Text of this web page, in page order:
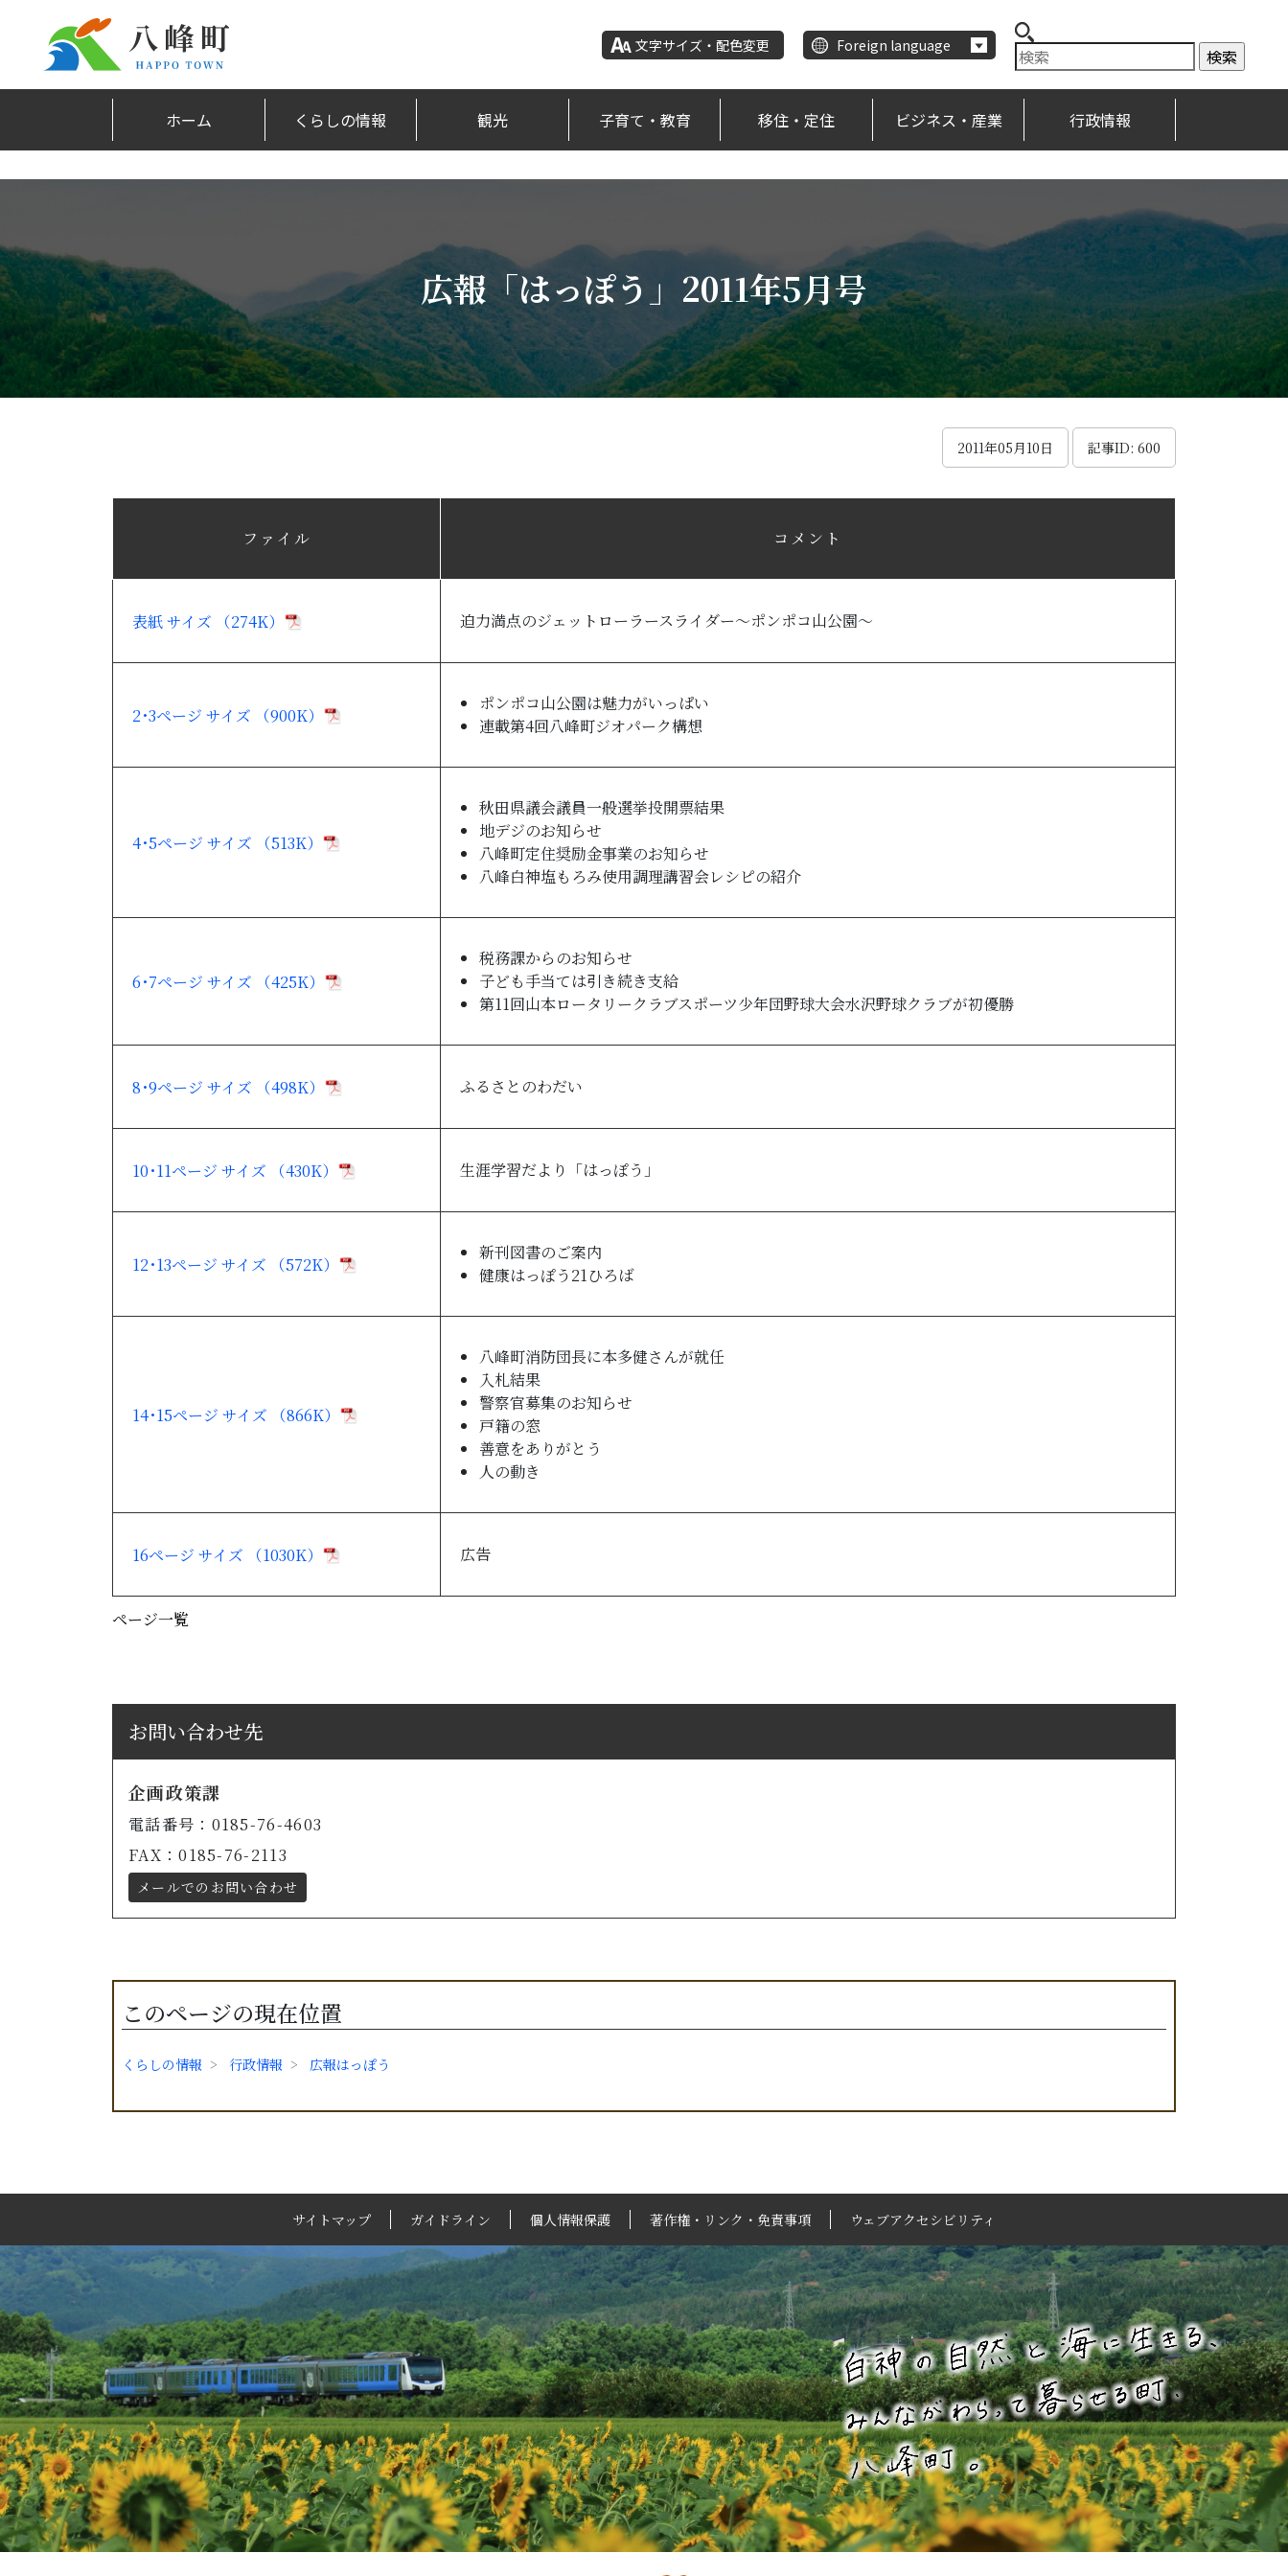
文字サイズ・配色変更 Foreign language
ホーム くらしの情報 観光 子育て・教育 移住・定住 ビジネス・産業 行政情報
広報「はっぽう」2011年5月号
2011年05月10日 記事ID: 600
ページ一覧
ファイル コメント
表紙 サイズ （274K） 迫力満点のジェットローラースライダー～ポンポコ山公園～
2･3ページ サイズ （900K）
ポンポコ山公園は魅力がいっぱい
連載第4回八峰町ジオパーク構想
4･5ページ サイズ （513K）
秋田県議会議員一般選挙投開票結果
地デジのお知らせ
八峰町定住奨励金事業のお知らせ
八峰白神塩もろみ使用調理講習会レシピの紹介
6･7ページ サイズ （425K）
税務課からのお知らせ
子ども手当ては引き続き支給
第11回山本ロータリークラブスポーツ少年団野球大会水沢野球クラブが初優勝
8･9ページ サイズ （498K） ふるさとのわだい
10･11ページ サイズ （430K） 生涯学習だより「はっぽう」
12･13ページ サイズ （572K）
新刊図書のご案内
健康はっぽう21ひろば
14･15ページ サイズ （866K）
八峰町消防団長に本多健さんが就任
入札結果
警察官募集のお知らせ
戸籍の窓
善意をありがとう
人の動き
16ページ サイズ （1030K） 広告
お問い合わせ先
企画政策課
電話番号：0185-76-4603
FAX：0185-76-2113
メールでのお問い合わせ
このページの現在位置
くらしの情報 行政情報 広報はっぽう
サイトマップ ガイドライン 個人情報保護 著作権・リンク・免責事項 ウェブアクセシビリティ